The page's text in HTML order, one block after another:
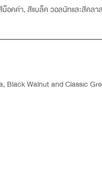
อคค่า, สีแบล็ค วอลนัทและสีคลา
Black Walnut and Classic